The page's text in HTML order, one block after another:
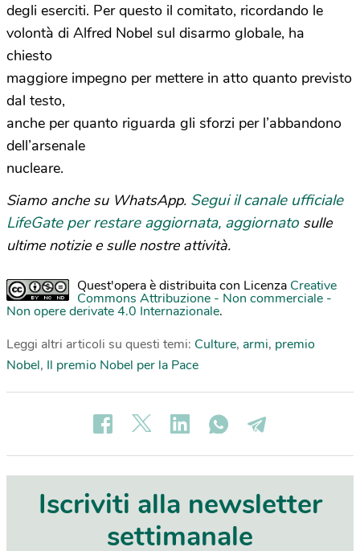
degli eserciti. Per questo il comitato, ricordando le
volontà di Alfred Nobel sul disarmo globale, ha
chiesto
maggiore impegno per mettere in atto quanto previsto
dal testo,
anche per quanto riguarda gli sforzi per l’abbandono
dell’arsenale
nucleare.
Siamo anche su WhatsApp. Segui il canale ufficiale
LifeGate per restare aggiornata, aggiornato sulle
ultime notizie e sulle nostre attività.
Quest'opera è distribuita con Licenza Creative
Commons Attribuzione - Non commerciale -
Non opere derivate 4.0 Internazionale.
Leggi altri articoli su questi temi: Culture, armi, premio
Nobel, Il premio Nobel per la Pace
Iscriviti alla newsletter
settimanale